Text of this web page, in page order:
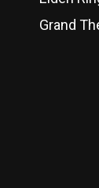
Grand